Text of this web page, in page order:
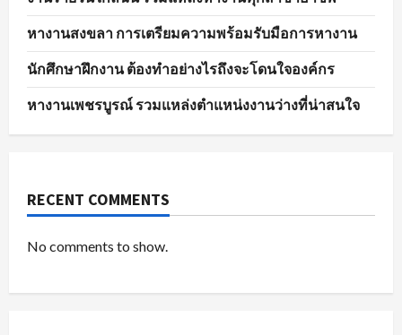
หางานสงขลา การเตรียมความพร้อมรับมือการหางาน
นักศึกษาฝึกงาน ต้องทำอย่างไรถึงจะโดนใจองค์กร
หางานเพชรบูรณ์ รวมแหล่งตำแหน่งงานว่างที่น่าสนใจ
RECENT COMMENTS
No comments to show.